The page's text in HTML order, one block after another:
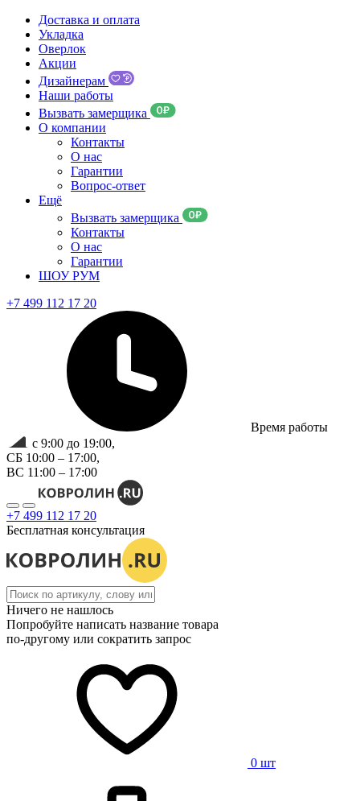
Доставка и оплата
Укладка
Оверлок
Акции
Дизайнерам
Наши работы
Вызвать замерщика
О компании
Контакты
О нас
Гарантии
Вопрос-ответ
Ещё
Вызвать замерщика
Контакты
О нас
Гарантии
ШОУ РУМ
+7 499 112 17 20
Время работы
с 9:00 до 19:00,
СБ 10:00 – 17:00,
ВС 11:00 – 17:00
+7 499 112 17 20
Бесплатная консультация
Ничего не нашлось
Попробуйте написать название товара
по-другому или сократить запрос
0 шт